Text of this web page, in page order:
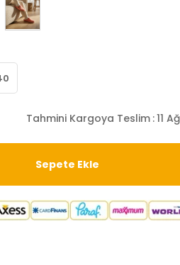
Tahmini Kargoya Teslim :11